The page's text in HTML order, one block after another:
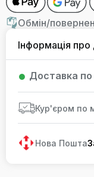
Обмін/
Інформація
Доставка
Кур'єром по
Нова Пошта